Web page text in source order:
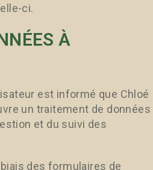
ci.
À
est informé que Chloé
un traitement de données
et du suivi des
des formulaires de